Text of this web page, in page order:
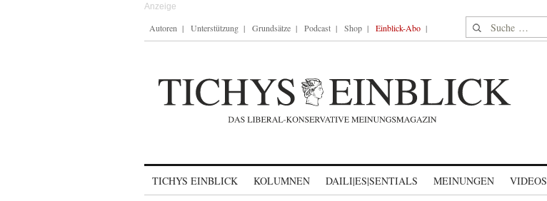
Autoren Unterstützung Grundsätze Podcast Shop Einblick-Abo Suche nach:
TICHYS EINBLICK KOLUMNEN DAILI|ES|SENTIALS MEINUNGEN VIDEOS